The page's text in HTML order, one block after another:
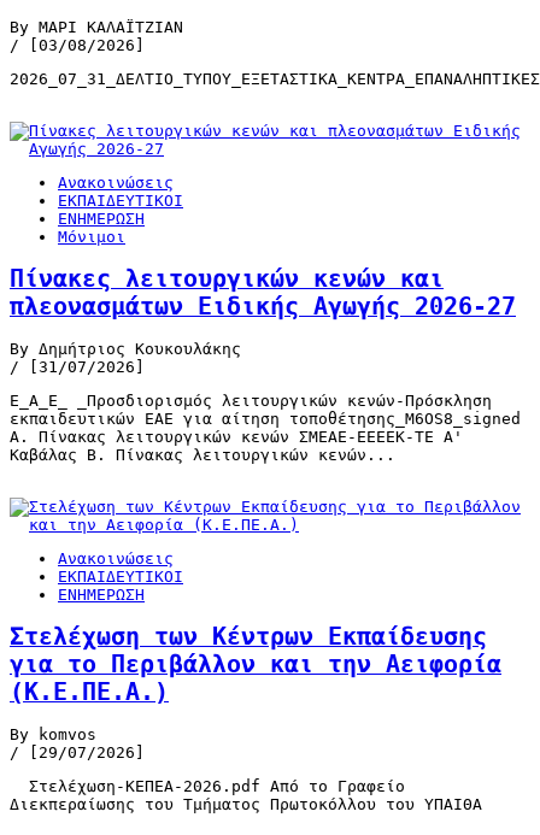
By ΜΑΡΙ ΚΑΛΑΪΤΖΙΑΝ
/ [03/08/2026]
Ανακοινώσεις
ΕΚΠΑΙΔΕΥΤΙΚΟΙ
ΕΝΗΜΕΡΩΣΗ
Μόνιμοι
Πίνακες λειτουργικών κενών και
πλεονασμάτων Ειδικής Αγωγής 2026-27
By Δημήτριος Κουκουλάκης
/ [31/07/2026]
Ε_Α_Ε_ _Προσδιορισμός λειτουργικών κενών-Πρόσκληση
εκπαιδευτικών ΕΑΕ για αίτηση τοποθέτησης_M6OS8_signed
Α. Πίνακας λειτουργικών κενών ΣΜΕΑΕ-ΕΕΕΕΚ-ΤΕ Α'
Καβάλας Β. Πίνακας λειτουργικών κενών...
Ανακοινώσεις
ΕΚΠΑΙΔΕΥΤΙΚΟΙ
ΕΝΗΜΕΡΩΣΗ
Στελέχωση των Κέντρων Εκπαίδευσης
για το Περιβάλλον και την Αειφορία
(Κ.Ε.ΠΕ.Α.)
By komvos
/ [29/07/2026]
Στελέχωση-ΚΕΠΕΑ-2026.pdf Από το Γραφείο
Διεκπεραίωσης του Τμήματος Πρωτοκόλλου του ΥΠΑΙΘΑ